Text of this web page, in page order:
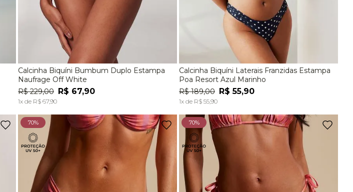
P M
ADICIONAR À SACOLA
Calcinha Biquíni Bumbum Duplo Estampa
Naufrage Off White
R$ 229,00 R$ 67,90
1x de R$ 67,90
P M
ADICIONAR À SACOLA
Calcinha Biquíni Laterais Franzidas Estampa
Poa Resort Azul Marinho
R$ 189,00 R$ 55,90
1x de R$ 55,90
70% 70%